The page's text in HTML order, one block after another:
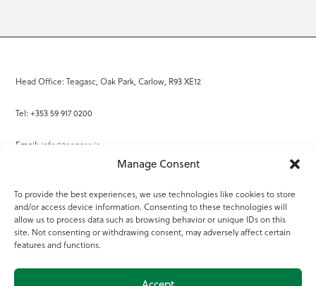
Manage Consent
To provide the best experiences, we use technologies like cookies to store
and/or access device information. Consenting to these technologies will
allow us to process data such as browsing behavior or unique IDs on this
site. Not consenting or withdrawing consent, may adversely affect certain
features and functions.
Head Office: Teagasc, Oak Park, Carlow, R93 XE12
Tel: +353 59 917 0200
Email: info@teagasc.ie
Online Services
Teagasc Registered Charity Number: 20022754
Terms of Use